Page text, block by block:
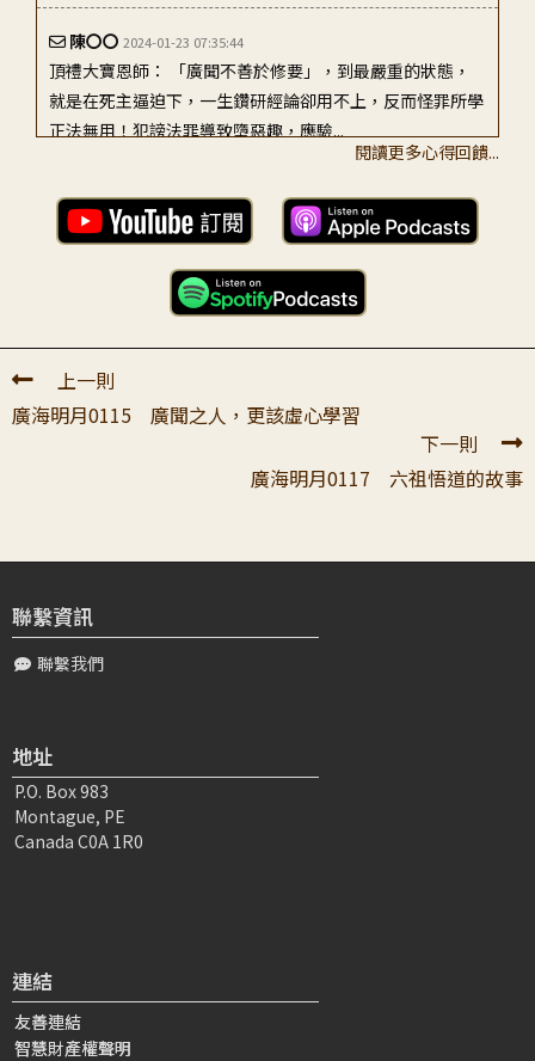
陳〇〇 2024-01-23 07:35:44
頂禮大寶恩師： 「廣聞不善於修要」，到最嚴重的狀態，
就是在死主逼迫下，一生鑽研經論卻用不上，反而怪罪所學
正法無用！犯謗法罪導致墮惡趣，應驗...
賴〇〇2023-04-05 07:28:26
廣海明月116講心得報告-紐約教室弟子 賴燦宏。 弟子初次
是一個點，修行是另一個點，可...
王〇〇2025-03-18 00:54:00
頂禮上師: 今天聽老師的廣海明月116講，才知道如果聽了很
多法，但是都拿來法鏡照人，沒有用來修改自己、調伏自
閱讀更多心得回饋...
上一則
廣海明月0115 廣聞之人，更該虛心學習
下一則
廣海明月0117 六祖悟道的故事
聯繫資訊
聯繫我們
地址
P.O. Box 983
Montague, PE
Canada C0A 1R0
連結
友善連結
智慧財產權聲明